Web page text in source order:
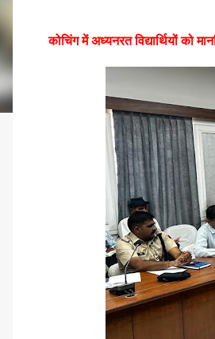
कोचिंग में अध्यनरत विद्यार्थियों